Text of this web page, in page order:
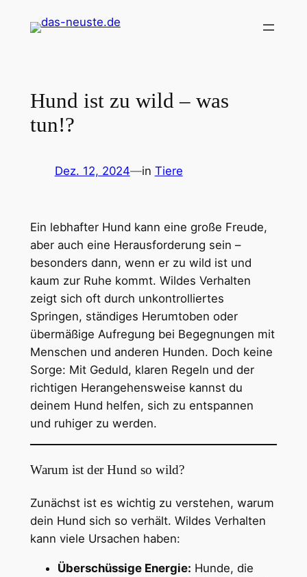
Inhalt
Hund ist zu wild – was
tun!?
Dez. 12, 2024—in Tiere
Ein lebhafter Hund kann eine große Freude,
aber auch eine Herausforderung sein –
besonders dann, wenn er zu wild ist und
kaum zur Ruhe kommt. Wildes Verhalten
zeigt sich oft durch unkontrolliertes
Springen, ständiges Herumtoben oder
übermäßige Aufregung bei Begegnungen mit
Menschen und anderen Hunden. Doch keine
Sorge: Mit Geduld, klaren Regeln und der
richtigen Herangehensweise kannst du
deinem Hund helfen, sich zu entspannen
und ruhiger zu werden.
Warum ist der Hund so wild?
Zunächst ist es wichtig zu verstehen, warum
dein Hund sich so verhält. Wildes Verhalten
kann viele Ursachen haben:
Überschüssige Energie: Hunde, die